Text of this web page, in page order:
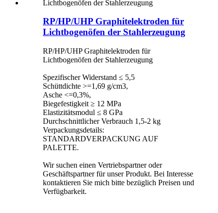
RP/HP/UHP Graphitelektroden für
Lichtbogenöfen der Stahlerzeugung
RP/HP/UHP Graphitelektroden für
Lichtbogenöfen der Stahlerzeugung
Spezifischer Widerstand ≤ 5,5
Schüttdichte >=1,69 g/cm3,
Asche <=0,3%,
Biegefestigkeit ≥ 12 MPa
Elastizitätsmodul ≤ 8 GPa
Durchschnittlicher Verbrauch 1,5-2 kg
Verpackungsdetails:
STANDARDVERPACKUNG AUF
PALETTE.
Wir suchen einen Vertriebspartner oder
Geschäftspartner für unser Produkt. Bei Interesse
kontaktieren Sie mich bitte bezüglich Preisen und
Verfügbarkeit.